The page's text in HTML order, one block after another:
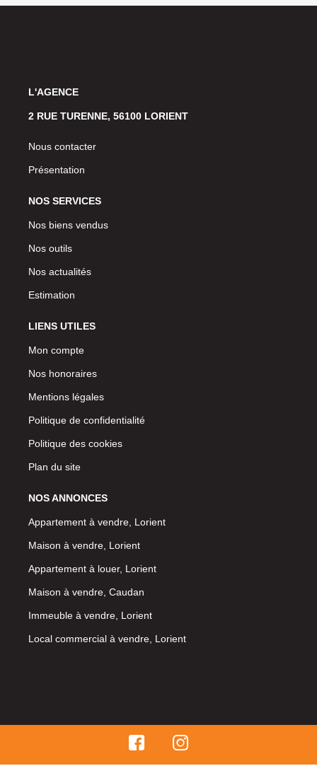
L'AGENCE
2 RUE TURENNE, 56100 LORIENT
Nous contacter
Présentation
NOS SERVICES
Nos biens vendus
Nos outils
Nos actualités
Estimation
LIENS UTILES
Mon compte
Nos honoraires
Mentions légales
Politique de confidentialité
Politique des cookies
Plan du site
NOS ANNONCES
Appartement à vendre, Lorient
Maison à vendre, Lorient
Appartement à louer, Lorient
Maison à vendre, Caudan
Immeuble à vendre, Lorient
Local commercial à vendre, Lorient